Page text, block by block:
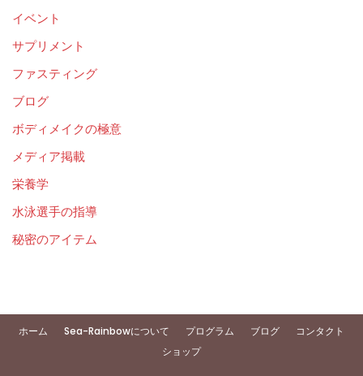
イベント
サプリメント
ファスティング
ブログ
ボディメイクの極意
メディア掲載
栄養学
水泳選手の指導
秘密のアイテム
ホーム Sea-Rainbowについて プログラム ブログ
コンタクト
ショップ